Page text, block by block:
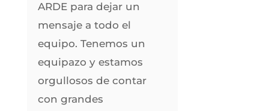
ARDE para dejar un
mensaje a todo el
equipo. Tenemos un
equipazo y estamos
orgullosos de contar
con grandes